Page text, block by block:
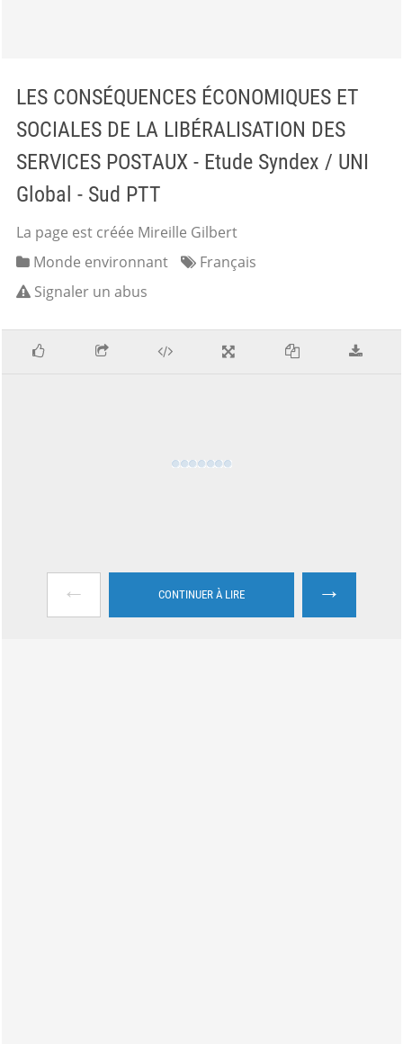
LES CONSÉQUENCES ÉCONOMIQUES ET
SOCIALES DE LA LIBÉRALISATION DES
SERVICES POSTAUX - Etude Syndex / UNI
Global - Sud PTT
La page est créée Mireille Gilbert
Monde environnant
Français
Signaler un abus
← CONTINUER À LIRE →